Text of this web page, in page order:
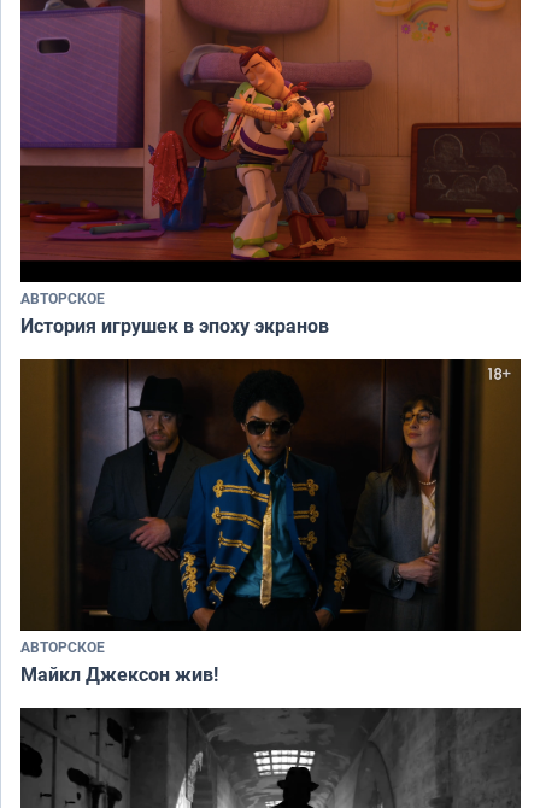
АВТОРСКОЕ
История игрушек в эпоху экранов
АВТОРСКОЕ
Майкл Джексон жив!